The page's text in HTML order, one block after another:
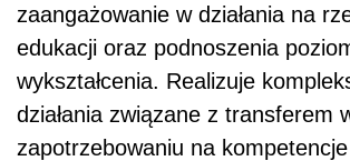
zaangażowanie w działania na
edukacji oraz podnoszenia
wykształcenia. Realizuje
działania związane z transferem
zapotrzebowaniu na